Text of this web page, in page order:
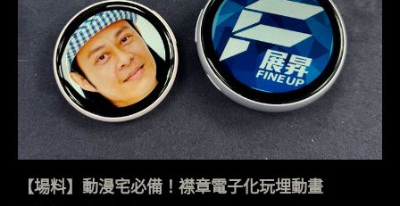
【場料】動漫宅必備！襟章電子化玩埋動畫